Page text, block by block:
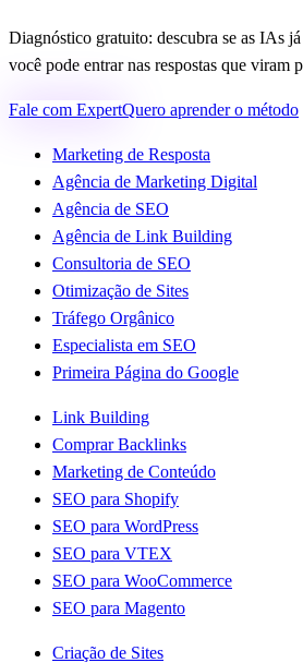
Diagnóstico gratuito: descubra se as IAs
você pode entrar nas respostas que viram
Fale com ExpertQuero aprender o método
Marketing de Resposta
Agência de Marketing Digital
Agência de SEO
Agência de Link Building
Consultoria de SEO
Otimização de Sites
Tráfego Orgânico
Especialista em SEO
Primeira Página do Google
Link Building
Comprar Backlinks
Marketing de Conteúdo
SEO para Shopify
SEO para WordPress
SEO para VTEX
SEO para WooCommerce
SEO para Magento
Criação de Sites